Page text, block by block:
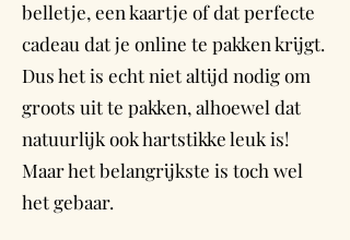
belletje, een kaartje of dat perfecte
cadeau dat je online te pakken krijgt.
Dus het is echt niet altijd nodig om
groots uit te pakken, alhoewel dat
natuurlijk ook hartstikke leuk is!
Maar het belangrijkste is toch wel
het gebaar.